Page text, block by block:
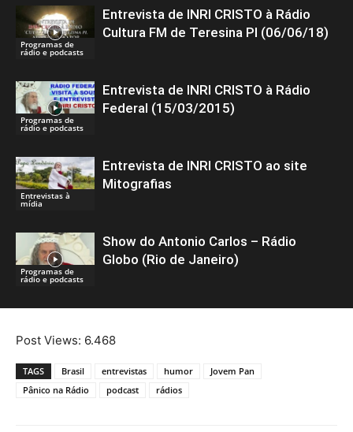
Programas de
rádio e podcasts
Entrevista de INRI CRISTO à Rádio
Cultura FM de Teresina PI (06/06/18)
Programas de
rádio e podcasts
Entrevista de INRI CRISTO à Rádio
Federal (15/03/2015)
Entrevistas à
mídia
Entrevista de INRI CRISTO ao site
Mitografias
Programas de
rádio e podcasts
Show do Antonio Carlos – Rádio
Globo (Rio de Janeiro)
Post Views: 6.468
TAGS Brasil entrevistas humor
Jovem Pan
Pânico na Rádio
podcast rádios